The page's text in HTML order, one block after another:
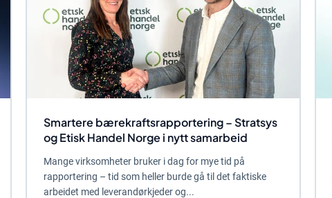
Smartere bærekraftsrapportering – Stratsys
og Etisk Handel Norge i nytt samarbeid
Mange virksomheter bruker i dag for mye tid på
rapportering – tid som heller burde gå til det faktiske
arbeidet med leverandørkjeder og...